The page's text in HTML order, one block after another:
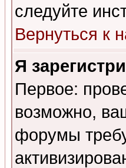
следуйте
Вернуться к
Я
Первое:
возможно,
форумы